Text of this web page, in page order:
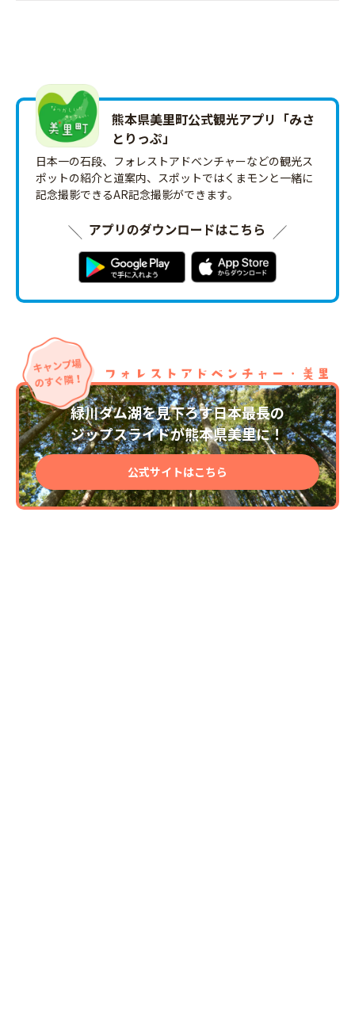
熊本県美里町公式観光アプリ「みさ
とりっ‪ぷ‬」
日本一の石段、フォレストアドベンチャーなどの観光ス
ポットの紹介と道案内、スポットではくまモンと一緒に
記念撮影できるAR記念撮影ができます。
緑川ダム湖を見下ろす日本最長の
ジップスライドが熊本県美里に！
公式サイトはこちら